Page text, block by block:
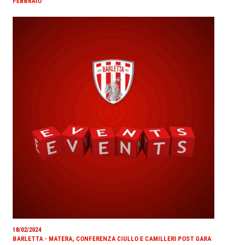
18/02/2024
BARLETTA - MATERA, CONFERENZA CIULLO E CAMILLERI POST GARA